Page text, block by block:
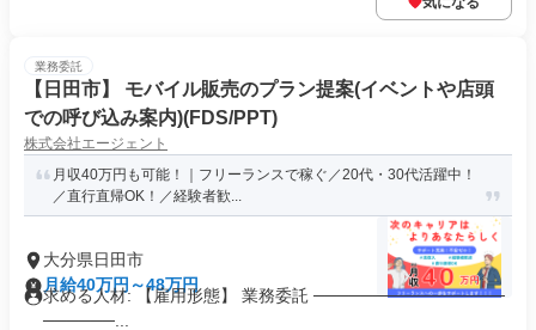
業務委託
【日田市】 モバイル販売のプラン提案(イベントや店頭
での呼び込み案内)(FDS/PPT)
株式会社エージェント
月収40万円も可能！｜フリーランスで稼ぐ／20代・30代活躍中！
／直行直帰OK！／経験者歓...
大分県日田市
月給40万円～48万円
求める人材: 【雇用形態】 業務委託 ────────────────
──────...